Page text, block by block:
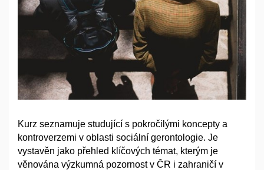
Kurz seznamuje studující s pokročilými koncepty a
kontroverzemi v oblasti sociální gerontologie. Je
vystavěn jako přehled klíčových témat, kterým je
věnována výzkumná pozornost v ČR i zahraničí v